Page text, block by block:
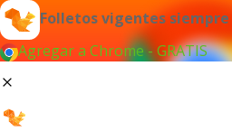
Folletos vigentes
Agregar a Chrome - GRATIS